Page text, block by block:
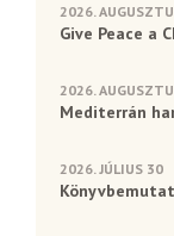
2026.
Give Peace a
2026.
Mediterrán
2026. JÚLIUS 30